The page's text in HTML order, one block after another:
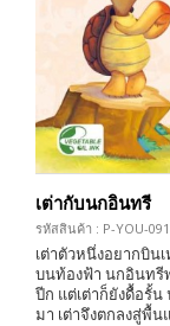
เต่ากับนกอินทรี
รหัสสินค้า : P-YOU-
เต่าตัวหนึ่งอยากบิ
บนท้องฟ้า นกอินทรี
ปีก แต่เต่าก็ยังดื้อรั้
มา เต่าจึงตกลงสู่พื้